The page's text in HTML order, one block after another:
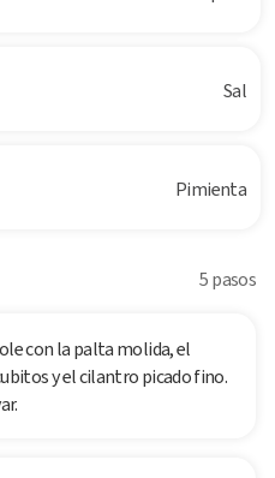
Sal
Pimienta
5 pasos
con la palta molida, el
y el cilantro picado fino.